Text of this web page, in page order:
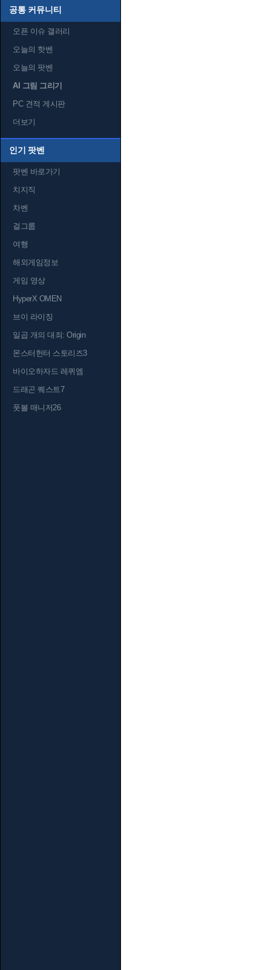
공통 커뮤니티
오픈 이슈 갤러리
오늘의 핫벤
오늘의 팟벤
AI 그림 그리기
PC 견적 게시판
더보기
인기 팟벤
팟벤 바로가기
치지직
차벤
걸그룹
여행
해외게임정보
게임 영상
HyperX OMEN
브이 라이징
일곱 개의 대죄: Origin
몬스터헌터 스토리즈3
바이오하자드 레퀴엠
드래곤 퀘스트7
풋볼 매니저26